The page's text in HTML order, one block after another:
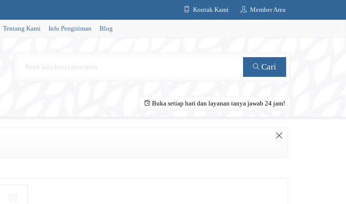
Kontak Kami Member Area
Tentang Kami Info Pengiriman Blog
Cari
Buka setiap hari dan layanan tanya jawab 24 jam!